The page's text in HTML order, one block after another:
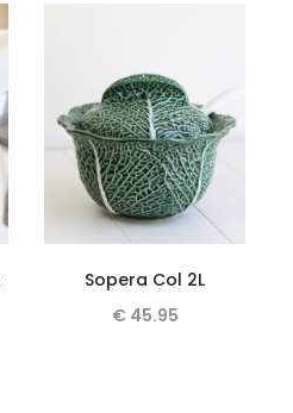
Sopera Col 2L
€ 45.95